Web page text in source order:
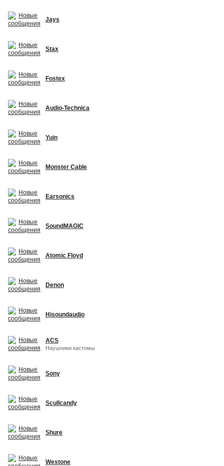
Jays
Stax
Fostex
Audio-Technica
Yuin
Monster Cable
Earsonics
SoundMAGIC
Atomic Floyd
Denon
Hisoundaudio
ACS
Наушники кастомы
Sony
Scullcandy
Shure
Westone